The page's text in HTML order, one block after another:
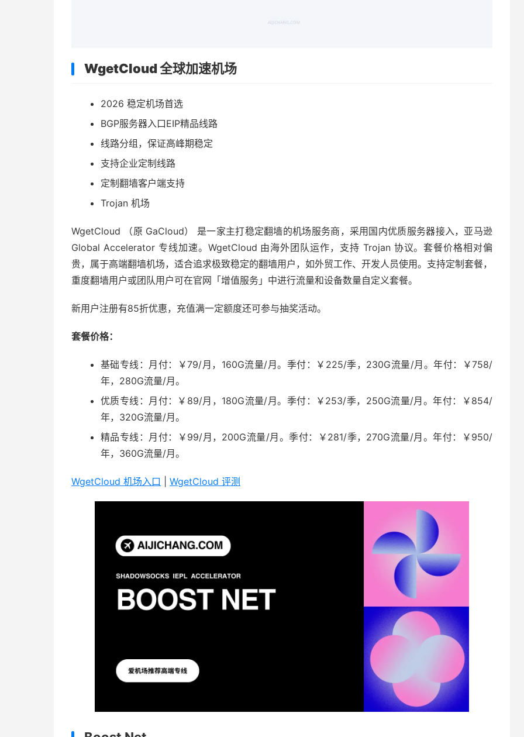
WgetCloud 全球加速机场
2026 稳定机场首选
BGP服务器入口EIP精品线路
线路分组，保证高峰期稳定
支持企业定制线路
定制翻墙客户端支持
Trojan 机场
WgetCloud （原 GaCloud） 是一家主打稳定翻墙的机场服务商，采用国内优质服务器接入，亚马逊
Global Accelerator 专线加速。WgetCloud 由海外团队运作，支持 Trojan 协议。套餐价格相对偏
贵，属于高端翻墙机场，适合追求极致稳定的翻墙用户，如外贸工作、开发人员使用。支持定制套餐，
重度翻墙用户或团队用户可在官网「增值服务」中进行流量和设备数量自定义套餐。
新用户注册有85折优惠，充值满一定额度还可参与抽奖活动。
套餐价格：
基础专线：月付：￥79/月，160G流量/月。季付：￥225/季，230G流量/月。年付：￥758/
年，280G流量/月。
优质专线：月付：￥89/月，180G流量/月。季付：￥253/季，250G流量/月。年付：￥854/
年，320G流量/月。
精品专线：月付：￥99/月，200G流量/月。季付：￥281/季，270G流量/月。年付：￥950/
年，360G流量/月。
WgetCloud 机场入口 WgetCloud 评测